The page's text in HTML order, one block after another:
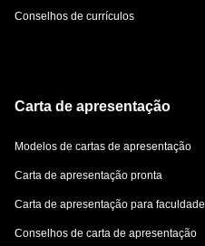
Conselhos de currículos
Carta de apresentação
Modelos de cartas de apresentação
Carta de apresentação pronta
Carta de apresentação para faculdade
Conselhos de carta de apresentação